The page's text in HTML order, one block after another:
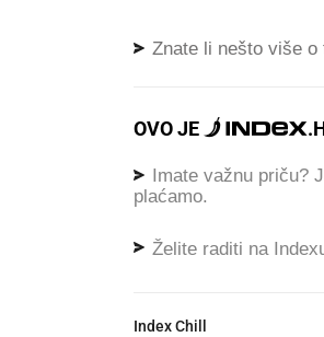
Znate li nešto više
OVO JE .
Imate važnu priču?
plaćamo.
Želite raditi na
Index Chill